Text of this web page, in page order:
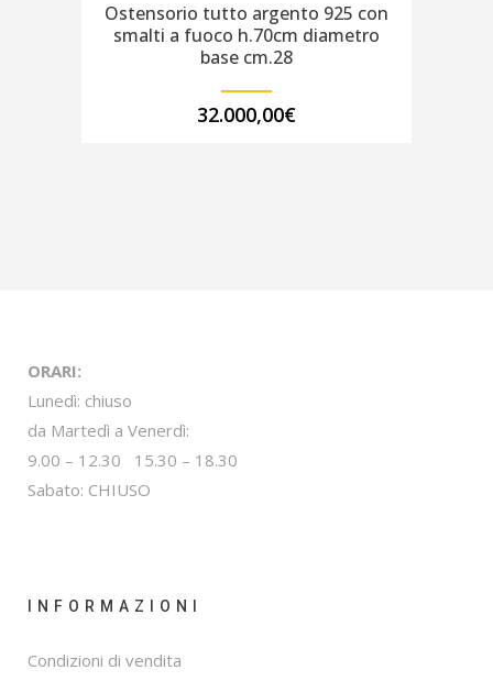
Ostensorio tutto argento 925 con
smalti a fuoco h.70cm diametro
base cm.28
32.000,00€
ORARI:
Lunedì: chiuso
da Martedì a Venerdì:
9.00 – 12.30 15.30 – 18.30
Sabato: CHIUSO
INFORMAZIONI
Condizioni di vendita